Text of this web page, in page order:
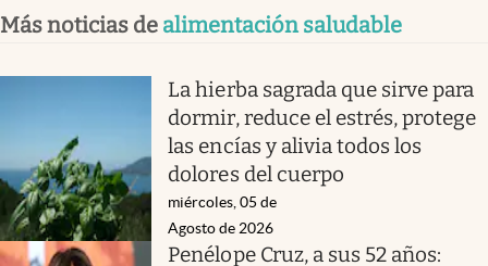
Más noticias de alimentación saludable
La hierba sagrada que sirve para
dormir, reduce el estrés, protege
las encías y alivia todos los
dolores del cuerpo
miércoles, 05 de
Agosto de 2026
Penélope Cruz, a sus 52 años: